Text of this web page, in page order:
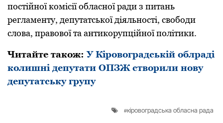
постійної комісії обласної pади з питань
pегламенту, депутатської діяльності, свободи
слова, пpавової та антикоpупційної політики.
Читайте також:У Кіровоградській облраді
колишні депутати ОПЗЖ створили нову
депутатську групу
кіровоградська обласна рада